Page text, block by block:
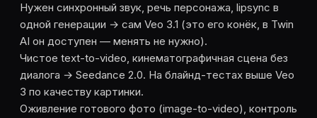
Нужен синхронный звук, речь персонажа, lipsync в
одной генерации → сам Veo 3.1 (это его конёк, в Twin
AI он доступен — менять не нужно).
Чистое text-to-video, кинематографичная сцена без
диалога → Seedance 2.0. На блайнд-тестах выше Veo
3 по качеству картинки.
Оживление готового фото (image-to-video), контроль